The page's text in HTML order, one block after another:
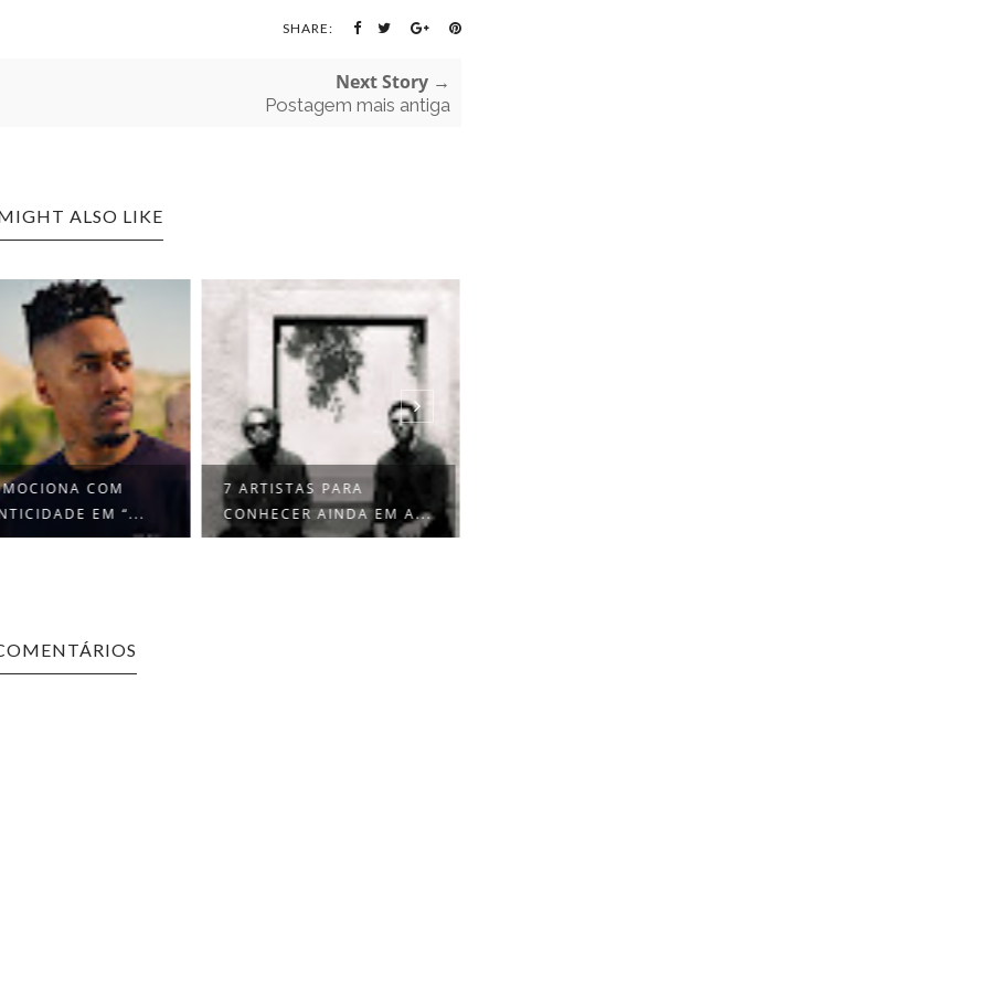
SHARE:
Next Story →
Postagem mais antiga
ALSO LIKE
COM
EM “...
7 ARTISTAS PARA
CONHECER AINDA EM A...